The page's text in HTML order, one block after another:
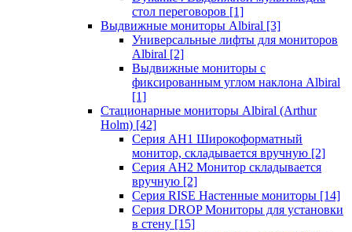
стол переговоров [1]
Выдвижные мониторы Albiral [3]
Универсальные лифты для мониторов
Albiral [2]
Выдвижные мониторы с
фиксированным углом наклона Albiral
[1]
Стационарные мониторы Albiral (Arthur
Holm) [42]
Серия AH1 Широкоформатный
монитор, складывается вручную [2]
Серия AH2 Монитор складывается
вручную [2]
Серия RISE Настенные мониторы [14]
Серия DROP Мониторы для установки
в стену [15]